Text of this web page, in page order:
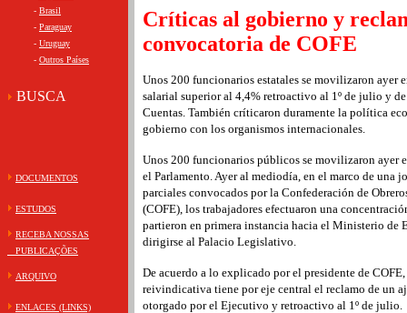
- Brasil
- Paraguay
- Uruguay
- Outros Países
BUSCA
DOCUMENTOS
ESTUDOS
RECEBA NOSSAS
PUBLICAÇÕES
ARQUIVO
ENLACES (LINKS)
Críticas al gobierno y
convocatoria de COFE
Unos 200 funcionarios estatales se movilizaron ayer
salarial superior al 4,4% retroactivo al 1º de julio y
Cuentas. También críticaron duramente la política
gobierno con los organismos internacionales.
Unos 200 funcionarios públicos se movilizaron ayer
el Parlamento. Ayer al mediodía, en el marco de una
parciales convocados por la Confederación de
(COFE), los trabajadores efectuaron una
partieron en primera instancia hacia el Ministerio de
dirigirse al Palacio Legislativo.
De acuerdo a lo explicado por el presidente de
reivindicativa tiene por eje central el reclamo de un
otorgado por el Ejecutivo y retroactivo al 1º de julio.